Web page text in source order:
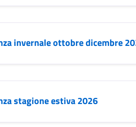
invernale ottobre dicembre
stagione estiva 2026